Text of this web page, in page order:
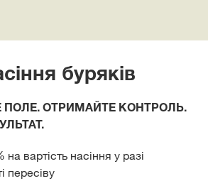
буряків
ПОЛЕ. ОТРИМАЙТЕ КОНТРОЛЬ.
вартість насіння у разі
пересіву